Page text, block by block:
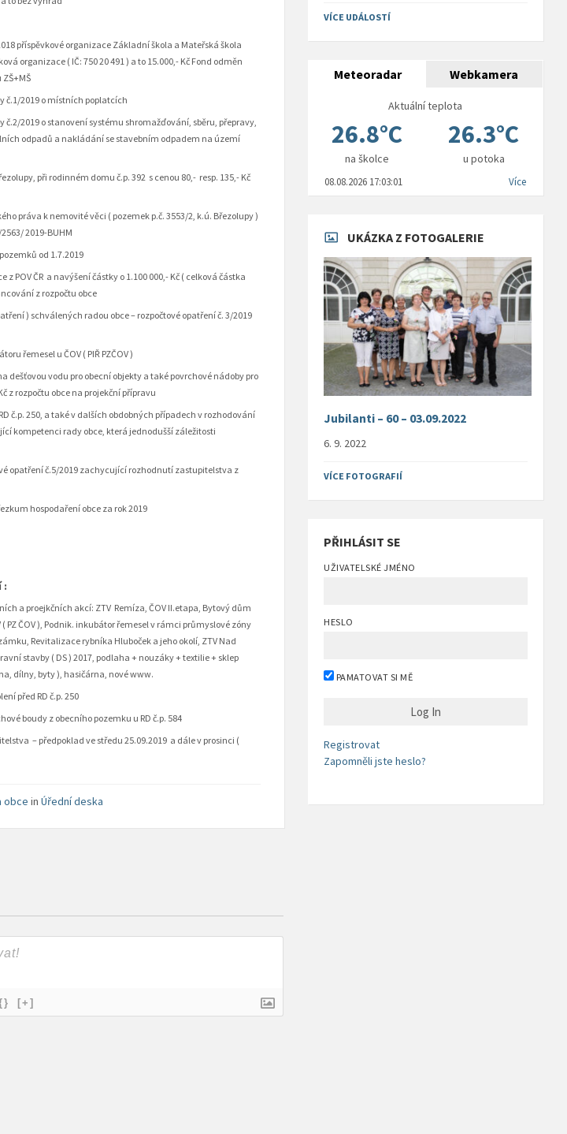
příspěvkové organizace Základní škola a Mateřská škola
organizace ( IČ: 750 20 491 ) a to 15.000,- Kč Fond odměn
ZŠ+MŠ
č.1/2019 o místních poplatcích
2019 o stanovení systému shromažďování, sběru, přepravy,
odpadů a nakládání se stavebním odpadem na území
při rodinném domu č.p. 392 s cenou 80,- resp. 135,- Kč
práva k nemovité věci ( pozemek p.č. 3553/2, k.ú. Březolupy )
2019-BUHM
od 1.7.2019
POV ČR a navýšení částky o 1.100 000,- Kč ( celková částka
z rozpočtu obce
) schválených radou obce – rozpočtové opatření č. 3/2019
řemesel u ČOV ( PIŘ PZČOV )
vodu pro obecní objekty a také povrchové nádoby pro
z rozpočtu obce na projekční přípravu
č.p. 250, a také v dalších obdobných případech v rozhodování
kompetenci rady obce, která jednodušší záležitosti
opatření č.5/2019 zachycující rozhodnutí zastupitelstva z
hospodaření obce za rok 2019
:
a proejkčních akcí: ZTV Remíza, ČOV II.etapa, Bytový dům
PZ ČOV ), Podnik. inkubátor řemesel v rámci průmyslové zóny
Revitalizace rybníka Hluboček a jeho okolí, ZTV Nad
stavby ( DS ) 2017, podlaha + nouzáky + textilie + sklep
dílny, byty ), hasičárna, nové www.
před RD č.p. 250
boudy z obecního pozemku u RD č.p. 584
– předpoklad ve středu 25.09.2019 a dále v prosinci (
obce inÚřední deska
[+]
VÍCE UDÁLOSTÍ
Meteoradar Webkamera
Aktuální teplota
26.8°C 26.3°C
na školce u potoka
08.08.2026 17:03:01 Více
UKÁZKA Z FOTOGALERIE
Jubilanti – 60 – 03.09.2022
6. 9. 2022
VÍCE FOTOGRAFIÍ
PŘIHLÁSIT SE
UŽIVATELSKÉ JMÉNO
HESLO
PAMATOVAT SI MĚ
Registrovat
Zapomněli jste heslo?